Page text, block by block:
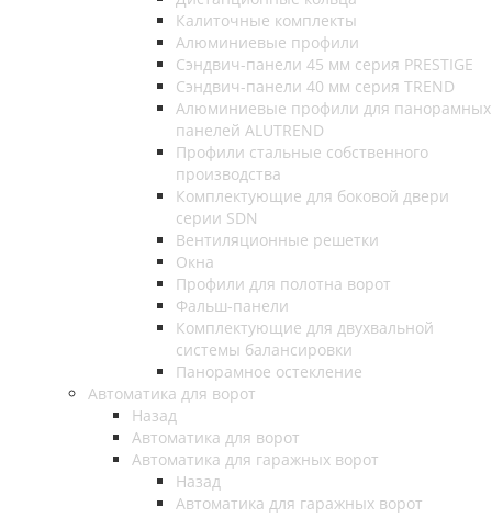
Калиточные комплекты
Алюминиевые профили
Сэндвич-панели 45 мм серия PRESTIGE
Сэндвич-панели 40 мм серия TREND
Алюминиевые профили для панорамных
панелей ALUTREND
Профили стальные собственного
производства
Комплектующие для боковой двери
серии SDN
Вентиляционные решетки
Окна
Профили для полотна ворот
Фальш-панели
Комплектующие для двухвальной
системы балансировки
Панорамное остекление
Автоматика для ворот
Назад
Автоматика для ворот
Автоматика для гаражных ворот
Назад
Автоматика для гаражных ворот